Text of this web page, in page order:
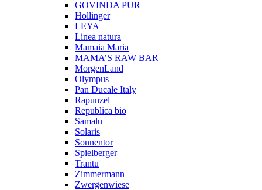
GOVINDA PUR
Hollinger
LEYA
Linea natura
Mamaia Maria
MAMA’S RAW BAR
MorgenLand
Olympus
Pan Ducale Italy
Rapunzel
Republica bio
Samalu
Solaris
Sonnentor
Spielberger
Trantu
Zimmermann
Zwergenwiese